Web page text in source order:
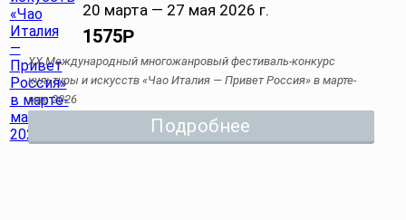
20 марта — 27 мая 2026 г.
1575Р
XX Международный многожанровый фестиваль-конкурс
культуры и искусств «Чао Италия — Привет Россия» в марте-
мае 2026
Подробнее